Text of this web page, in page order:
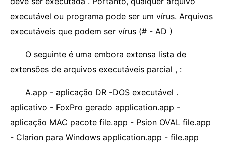
executável ou programa pode ser um vírus. Arquivos
executáveis ​​que podem ser vírus (# - AD )
O seguinte é uma embora extensa lista de
extensões de arquivos executáveis ​​parcial , :
A.app - aplicação DR -DOS executável .
aplicativo - FoxPro gerado application.app -
aplicação MAC pacote file.app - Psion OVAL file.app
- Clarion para Windows application.app - file.app